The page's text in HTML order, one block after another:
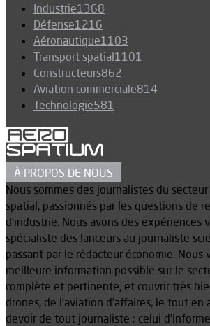
Industrie1368
Défense1216
Aéronautique1103
Transport spatial1101
Constructeurs862
Aviation commerciale814
Technologie581
À PROPOS DE NOUS
Nous sommes des journalistes du
spatial, passionnés par les questions de
d’industrie. Nous avons des expériences
spécialiste des lanceurs au journaliste
passant par le rédacteur économie. Nous
meilleure information possible sur le
complète et pertinente, et couvrir très
drones, de l’aviation d’affaires, le tout en
devoir de tout journaliste : celui